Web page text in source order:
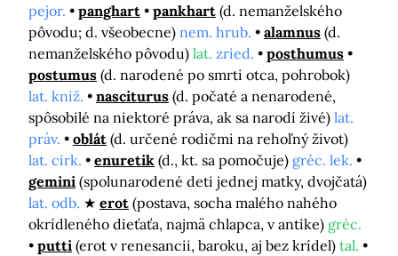
pejor.
panghart pankhart (d. nemanželského
pôvodu; d. všeobecne) nem. hrub. alamnus (d.
nemanželského pôvodu) lat. zried.
posthumus
postumus (d. narodené po smrti otca, pohrobok)
lat. kniž.
nasciturus (d. počaté a nenarodené,
spôsobilé na niektoré práva, ak sa narodí živé) lat.
práv.
oblát (d. určené rodičmi na rehoľný život)
lat. cirk.
enuretik (d., kt. sa pomočuje) gréc. lek.
gemini (spolunarodené deti jednej matky, dvojčatá)
lat. odb.
erot (postava, socha malého nahého
okrídleného dieťaťa, najmä chlapca, v antike) gréc.
putti (erot v renesancii, baroku, aj bez krídel) tal.